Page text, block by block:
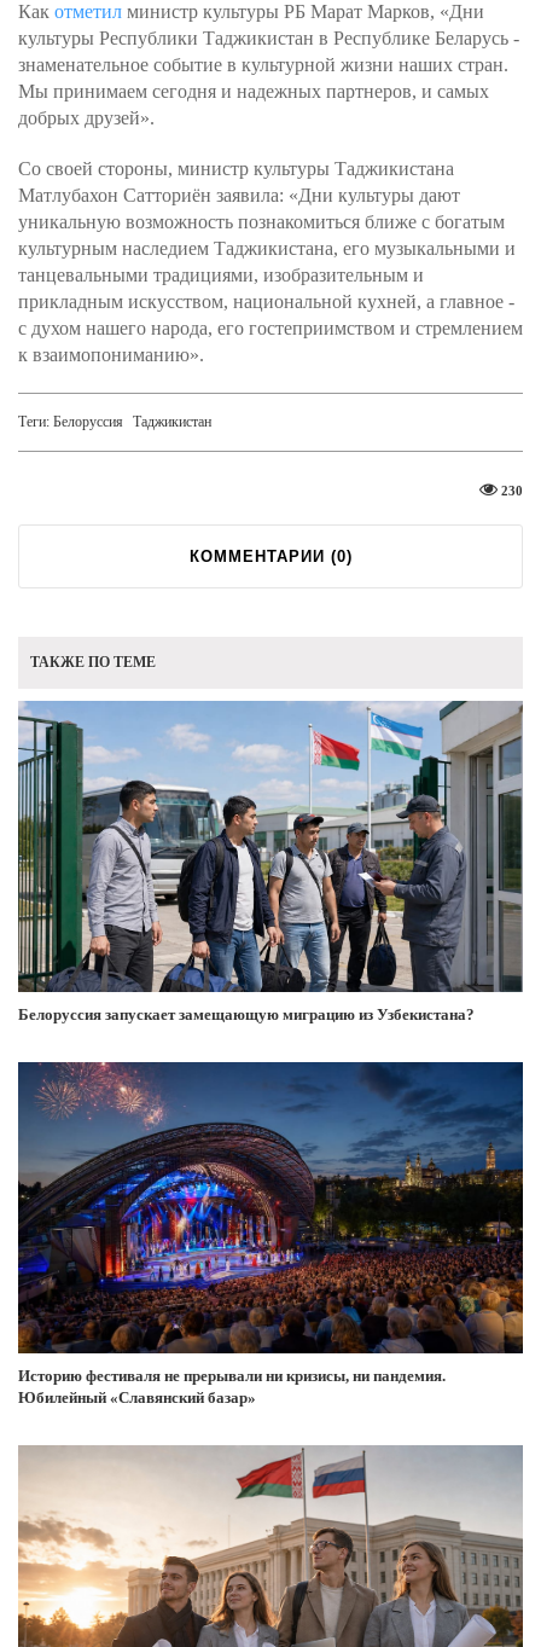
Как отметил министр культуры РБ Марат Марков, «Дни
культуры Республики Таджикистан в Республике Беларусь -
знаменательное событие в культурной жизни наших стран.
Мы принимаем сегодня и надежных партнеров, и самых
добрых друзей».
Со своей стороны, министр культуры Таджикистана
Матлубахон Сатториён заявила: «Дни культуры дают
уникальную возможность познакомиться ближе с богатым
культурным наследием Таджикистана, его музыкальными и
танцевальными традициями, изобразительным и
прикладным искусством, национальной кухней, а главное -
с духом нашего народа, его гостеприимством и стремлением
к взаимопониманию».
Теги: Белоруссия Таджикистан
230
КОММЕНТАРИИ (0)
ТАКЖЕ ПО ТЕМЕ
Белоруссия запускает замещающую миграцию из Узбекистана?
Историю фестиваля не прерывали ни кризисы, ни пандемия.
Юбилейный «Славянский базар»